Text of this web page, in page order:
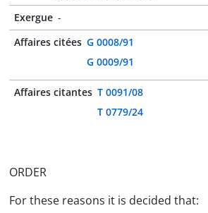
Exergue -
Affaires citées G 0008/91
G 0009/91
Affaires citantes T 0091/08
T 0779/24
ORDER
For these reasons it is decided that: